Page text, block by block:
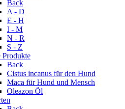
Back
A - D
E - H
I - M
N - R
S - Z
Produkte
Back
Cistus incanus für den Hund
Maca für Hund und Mensch
Oleazon Öl